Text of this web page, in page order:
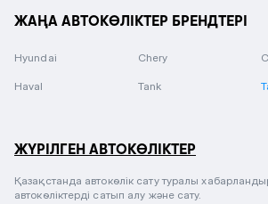
ЖАҢА АВТОКӨЛІКТЕР БРЕНДТЕРІ
Hyundai Chery
Haval Tank
ЖҮРІЛГЕН АВТОКӨЛІКТЕР
Қазақстанда автокөлік сату туралы
автокөліктерді сатып алу және сату.